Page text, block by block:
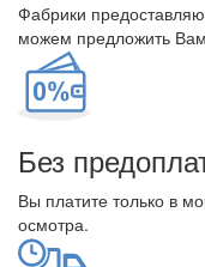
Фабрики
можем предложить
Без
Вы платите только в
осмотра.